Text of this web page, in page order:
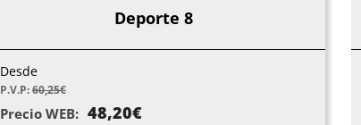
Deporte 8
Desde
P.V.P:60,25€
Precio WEB: 48,20€